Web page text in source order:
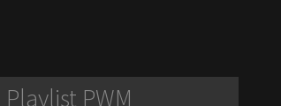
Playlist PWM